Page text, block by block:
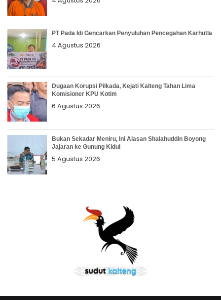
PT Pada Idi Gencarkan Penyuluhan Pencegahan Karhutla
4 Agustus 2026
Dugaan Korupsi Pilkada, Kejati Kalteng Tahan Lima
Komisioner KPU Kotim
6 Agustus 2026
Bukan Sekadar Meniru, Ini Alasan Shalahuddin Boyong
Jajaran ke Gunung Kidul
5 Agustus 2026